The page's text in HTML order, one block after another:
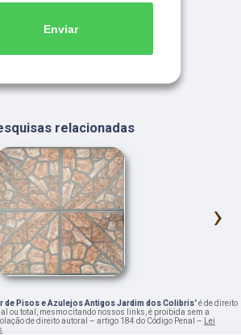
Enviar
relacionadas
›
de Pisos e Azulejos Antigos Jardim dos Colibris" é de direito
ou total, mesmo citando nossos links, é proibida sem a
de direito autoral – artigo 184 do Código Penal –
Lei